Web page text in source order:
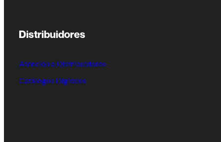
Distribuidores
Atención a Distribuidores
Catálogos Digitales